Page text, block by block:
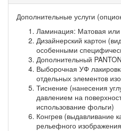
Дополнительные услуги
Ламинация: Матовая или
Дизайнерский картон
особенными
Дополнительный
Выборочная УФ
отдельных элементов
Тиснение (нанесения
давлением на
использование фольги)
Конгрев (выдавливание
рельефного